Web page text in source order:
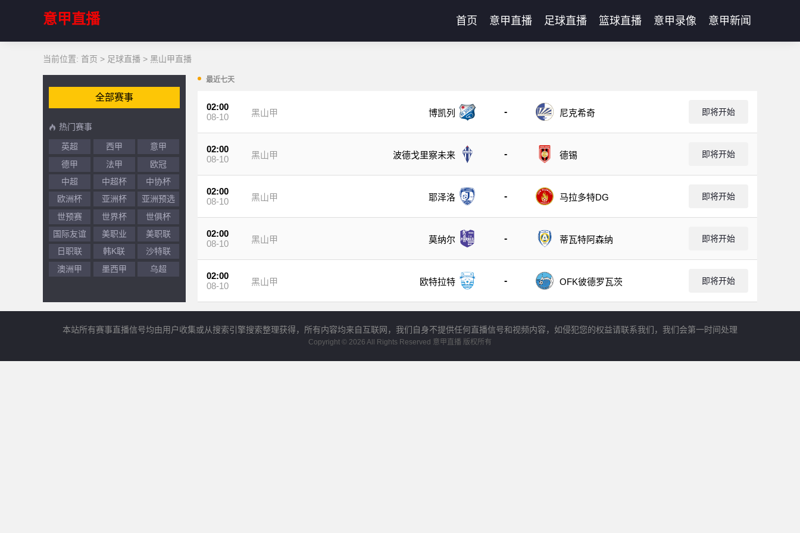
意甲直播 首页 意甲直播 足球直播 篮球直播 意甲录像 意甲新闻
当前位置: 首页 > 足球直播 > 黑山甲直播
全部赛事
热门赛事
英超 西甲
意甲
德甲
法甲
欧冠
中超
中超杯
中协杯
欧洲杯
亚洲杯
亚洲预选
世预赛
世界杯
世俱杯
国际友谊
美职业
美职联
日职联
韩K联
沙特联
澳洲甲
墨西甲 乌超
最近七天
02:00
08-10
黑山甲 博凯列 - 尼克希奇 即将开始
02:00
08-10
黑山甲 波德戈里察未来 - 德锡 即将开始
02:00
08-10
黑山甲 耶泽洛 - 马拉多特DG 即将开始
02:00
08-10
黑山甲 莫纳尔 - 蒂瓦特阿森纳 即将开始
02:00
08-10
黑山甲 欧特拉特 - OFK彼德罗瓦茨 即将开始
本站所有赛事直播信号均由用户收集或从搜索引擎搜索整理获得，所有内容均来自互联网，我们自身不提供任何直播信号和视频内容，如侵犯您的权益请联系我们，我们会第一时间处理
Copyright © 2026 All Rights Reserved 意甲直播 版权所有